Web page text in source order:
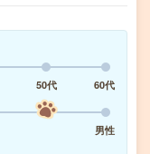
50代
60代
男性